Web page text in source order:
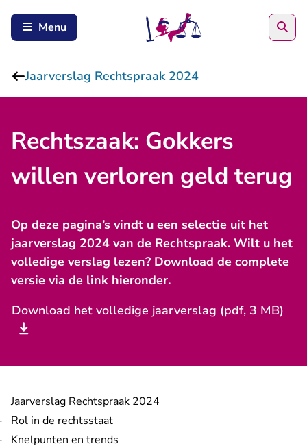
Menu
Jaarverslag Rechtspraak 2024
Rechtszaak: Gokkers
willen verloren geld terug
Op deze pagina’s vindt u een selectie uit het
jaarverslag 2024 van de Rechtspraak. Wilt u het
volledige verslag lezen? Download de complete
versie via de link hieronder.
Download het volledige jaarverslag (pdf, 3 MB)
Jaarverslag Rechtspraak 2024
Rol in de rechtsstaat
Knelpunten en trends